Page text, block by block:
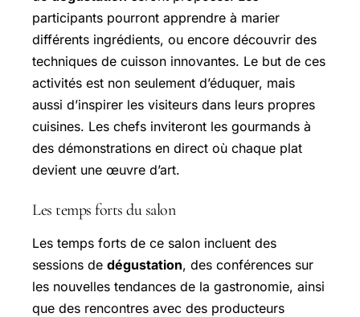
participants pourront apprendre à marier
différents ingrédients, ou encore découvrir des
techniques de cuisson innovantes. Le but de ces
activités est non seulement d’éduquer, mais
aussi d’inspirer les visiteurs dans leurs propres
cuisines. Les chefs inviteront les gourmands à
des démonstrations en direct où chaque plat
devient une œuvre d’art.
Les temps forts du salon
Les temps forts de ce salon incluent des
sessions de dégustation, des conférences sur
les nouvelles tendances de la gastronomie, ainsi
que des rencontres avec des producteurs